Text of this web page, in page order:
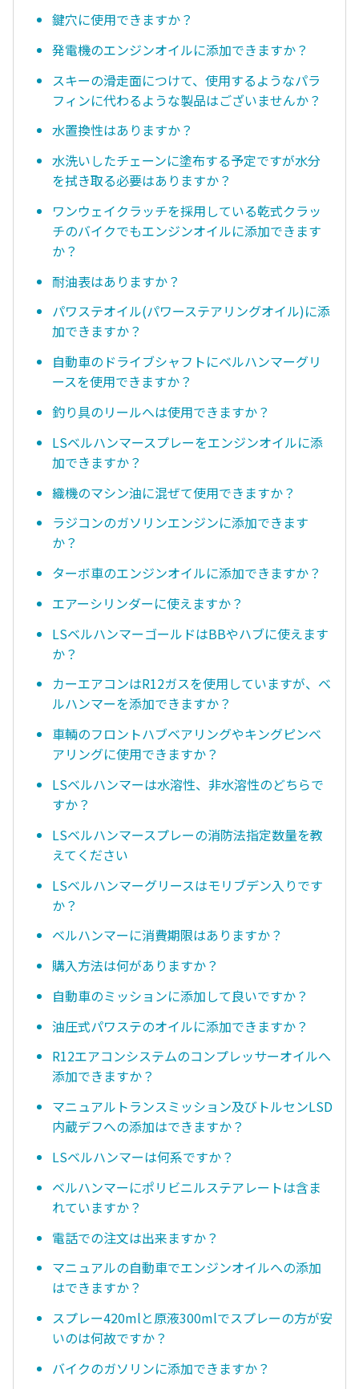
鍵穴に使用できますか？
発電機のエンジンオイルに添加できますか？
スキーの滑走面につけて、使用するようなパラ
フィンに代わるような製品はございませんか？
水置換性はありますか？
水洗いしたチェーンに塗布する予定ですが水分
を拭き取る必要はありますか？
ワンウェイクラッチを採用している乾式クラッ
チのバイクでもエンジンオイルに添加できます
か？
耐油表はありますか？
パワステオイル(パワーステアリングオイル)に添
加できますか？
自動車のドライブシャフトにベルハンマーグリ
ースを使用できますか？
釣り具のリールへは使用できますか？
LSベルハンマースプレーをエンジンオイルに添
加できますか？
織機のマシン油に混ぜて使用できますか？
ラジコンのガソリンエンジンに添加できます
か？
ターボ車のエンジンオイルに添加できますか？
エアーシリンダーに使えますか？
LSベルハンマーゴールドはBBやハブに使えます
か？
カーエアコンはR12ガスを使用していますが、ベ
ルハンマーを添加できますか？
車輌のフロントハブベアリングやキングピンベ
アリングに使用できますか？
LSベルハンマーは水溶性、非水溶性のどちらで
すか？
LSベルハンマースプレーの消防法指定数量を教
えてください
LSベルハンマーグリースはモリブデン入りです
か？
ベルハンマーに消費期限はありますか？
購入方法は何がありますか？
自動車のミッションに添加して良いですか？
油圧式パワステのオイルに添加できますか？
R12エアコンシステムのコンプレッサーオイルへ
添加できますか？
マニュアルトランスミッション及びトルセンLSD
内蔵デフへの添加はできますか？
LSベルハンマーは何系ですか？
ベルハンマーにポリビニルステアレートは含ま
れていますか？
電話での注文は出来ますか？
マニュアルの自動車でエンジンオイルへの添加
はできますか？
スプレー420mlと原液300mlでスプレーの方が安
いのは何故ですか？
バイクのガソリンに添加できますか？